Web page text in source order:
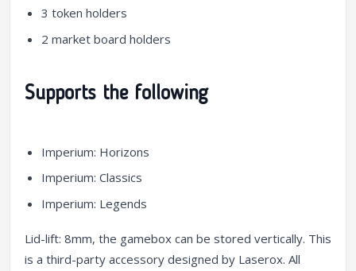
3 token holders
2 market board holders
Supports the following
Imperium: Horizons
Imperium: Classics
Imperium: Legends
Lid-lift: 8mm, the gamebox can be stored vertically. This
is a third-party accessory designed by Laserox. All